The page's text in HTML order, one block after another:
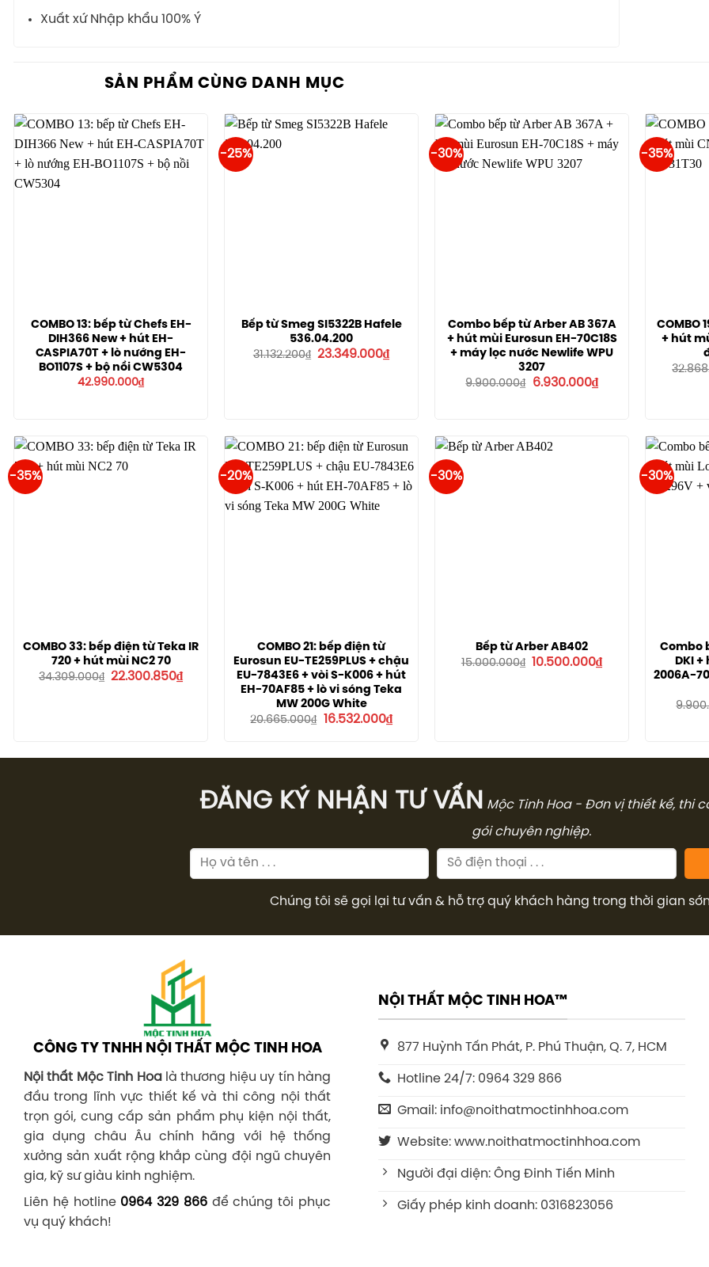
Xuất xứ Nhập khẩu 100% Ý
SẢN PHẨM CÙNG DANH MỤC
COMBO 13: bếp từ Chefs EH-
DIH366 New + hút EH-
CASPIA70T + lò nướng EH-
BO1107S + bộ nồi CW5304
42.990.000₫
-25%
Bếp từ Smeg SI5322B Hafele
536.04.200
31.132.200₫ Giá
23.349.000₫Giá
hiện
-30%
Combo bếp từ Arber AB 367A
+ hút mùi Eurosun EH-70C18S
+ máy lọc nước Newlife WPU
3207
9.900.000₫
Giá
6.930.000₫Giá
hiện
-35%
COMBO
+ hút
-35%
COMBO 33: bếp điện từ Teka IR
720 + hút mùi NC2 70
34.309.000₫ Giá
22.300.850₫Giá
hiện
-20%
COMBO 21: bếp điện từ
Eurosun EU-TE259PLUS + chậu
EU-7843E6 + vòi S-K006 + hút
EH-70AF85 + lò vi sóng Teka
MW 200G White
20.665.000₫ Giá
16.532.000₫Giá
hiện
-30%
Bếp từ Arber AB402
15.000.000₫ Giá
10.500.000₫Giá
hiện
-30%
Combo
DKI
2006A-
ĐĂNG KÝ NHẬN TƯ VẤN Mộc Tinh Hoa - Đơn vị thiết kế, thi
gói chuyên nghiệp.
Chúng tôi sẽ gọi lại tư vấn & hỗ trợ quý khách hàng trong thời gian
CÔNG TY TNHH NỘI THẤT MỘC TINH HOA
Nội thất Mộc Tinh Hoalà thương hiệu uy tín hàng
đầu trong lĩnh vực thiết kế và thi công nội thất
trọn gói, cung cấp sản phẩm phụ kiện nội thất,
gia dụng châu Âu chính hãng với hệ thống
xưởng sản xuất rộng khắp cùng đội ngũ chuyên
gia, kỹ sư giàu kinh nghiệm.
Liên hệ hotline 0964 329 866để chúng tôi phục
vụ quý khách!
NỘI THẤT MỘC TINH HOA™
877 Huỳnh Tấn Phát, P. Phú Thuận, Q. 7, HCM
Hotline 24/7: 0964 329 866
Gmail: info@noithatmoctinhhoa.com
Website: www.noithatmoctinhhoa.com
Người đại diện: Ông Đinh Tiến Minh
Giấy phép kinh doanh: 0316823056